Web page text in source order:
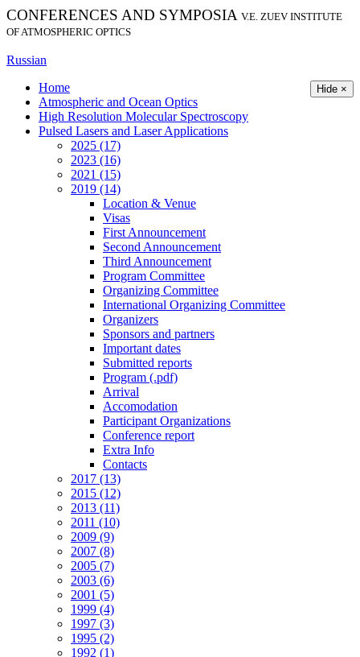
CONFERENCES AND SYMPOSIA V.E. ZUEV INSTITUTE
OF ATMOSPHERIC OPTICS
Russian
Hide ×
Home
Atmospheric and Ocean Optics
High Resolution Molecular Spectroscopy
Pulsed Lasers and Laser Applications
2025 (17)
2023 (16)
2021 (15)
2019 (14)
Location & Venue
Visas
First Announcement
Second Announcement
Third Announcement
Program Committee
Organizing Committee
International Organizing Committee
Organizers
Sponsors and partners
Important dates
Submitted reports
Program (.pdf)
Arrival
Accomodation
Participant Organizations
Conference report
Extra Info
Contacts
2017 (13)
2015 (12)
2013 (11)
2011 (10)
2009 (9)
2007 (8)
2005 (7)
2003 (6)
2001 (5)
1999 (4)
1997 (3)
1995 (2)
1992 (1)